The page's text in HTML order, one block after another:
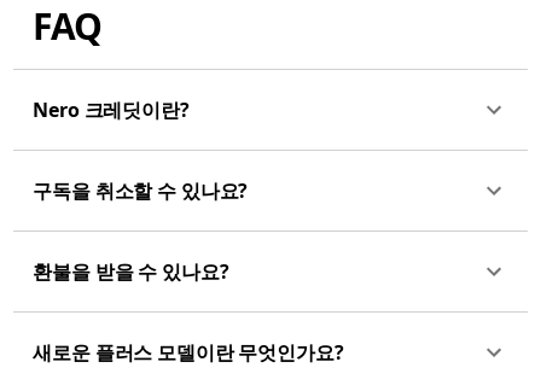
FAQ
Nero 크레딧이란?
구독을 취소할 수 있나요?
환불을 받을 수 있나요?
새로운 플러스 모델이란 무엇인가요?